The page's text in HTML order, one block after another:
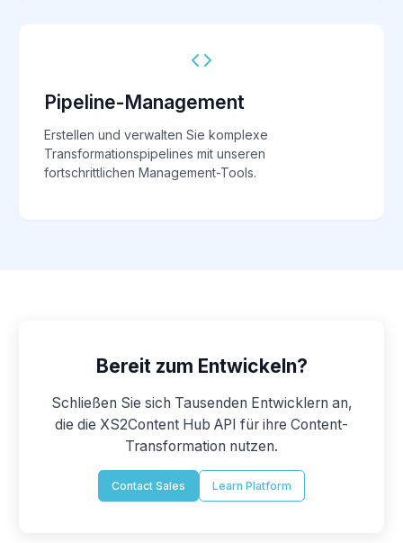
Pipeline-Management
Erstellen und verwalten Sie komplexe
Transformationspipelines mit unseren
fortschrittlichen Management-Tools.
Bereit zum Entwickeln?
Schließen Sie sich Tausenden Entwicklern an,
die die XS2Content Hub API für ihre Content-
Transformation nutzen.
Contact Sales Learn Platform